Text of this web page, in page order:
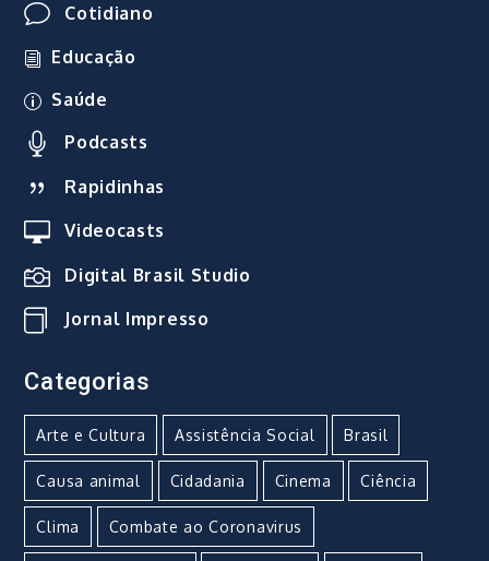
Cotidiano
Educação
Saúde
Podcasts
Rapidinhas
Videocasts
Digital Brasil Studio
Jornal Impresso
Categorias
Arte e Cultura Assistência Social Brasil
Causa animal Cidadania Cinema Ciência
Clima Combate ao Coronavirus